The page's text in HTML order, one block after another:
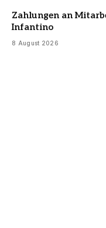
Zahlungen an
Infantino
8 August 2026